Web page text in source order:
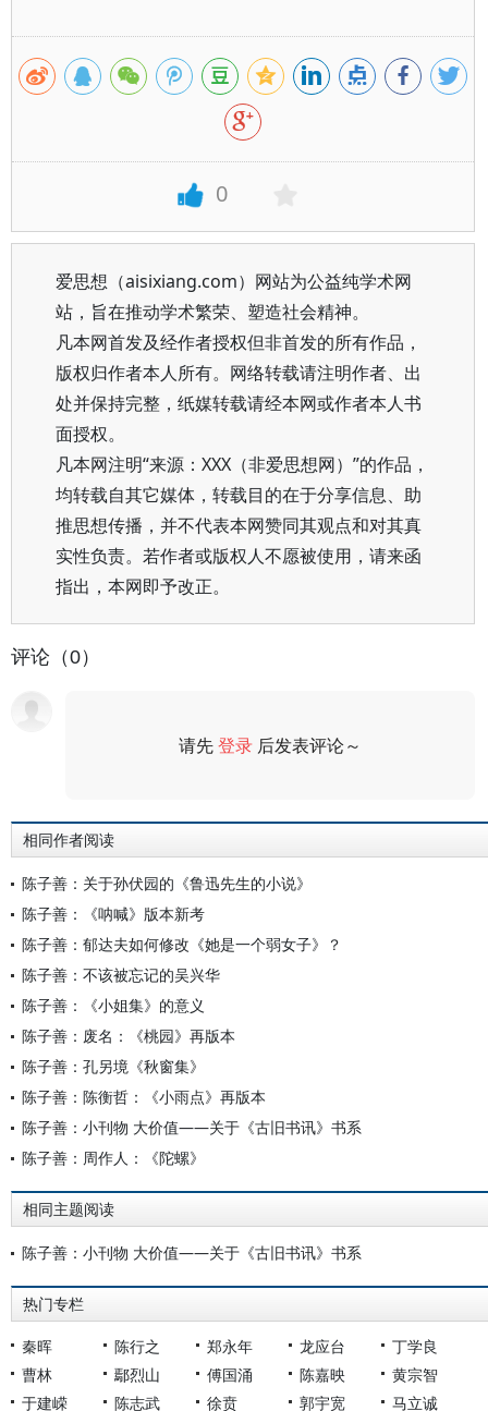
0
爱思想（aisixiang.com）网站为公益纯学术网
站，旨在推动学术繁荣、塑造社会精神。
凡本网首发及经作者授权但非首发的所有作品，
版权归作者本人所有。网络转载请注明作者、出
处并保持完整，纸媒转载请经本网或作者本人书
面授权。
凡本网注明“来源：XXX（非爱思想网）”的作品，
均转载自其它媒体，转载目的在于分享信息、助
推思想传播，并不代表本网赞同其观点和对其真
实性负责。若作者或版权人不愿被使用，请来函
指出，本网即予改正。
评论（0）
请先登录 后发表评论～
相同作者阅读
陈子善：关于孙伏园的《鲁迅先生的小说》
陈子善：《呐喊》版本新考
陈子善：郁达夫如何修改《她是一个弱女子》？
陈子善：不该被忘记的吴兴华
陈子善：《小姐集》的意义
陈子善：废名：《桃园》再版本
陈子善：孔另境《秋窗集》
陈子善：陈衡哲：《小雨点》再版本
陈子善：小刊物 大价值——关于《古旧书讯》书系
陈子善：周作人：《陀螺》
相同主题阅读
陈子善：小刊物 大价值——关于《古旧书讯》书系
热门专栏
秦晖 陈行之 郑永年 龙应台
丁学良
曹林
鄢烈山 傅国涌 陈嘉映
黄宗智
于建嵘
陈志武 徐贲 郭宇宽 马立诚